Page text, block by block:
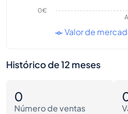
0€
Valor de
Histórico de 12 meses
0
Número de ventas